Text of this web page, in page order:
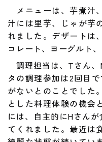
メニューは、芋煮汁
汁には里芋、じゃが芋
れました。デザートは
コレート、ヨーグルト
調理担当は、Tさん、
タの調理参加は2回目
がないとのことでした
とした料理体験の機会
には、自主的にHさん
てくれました。最近は